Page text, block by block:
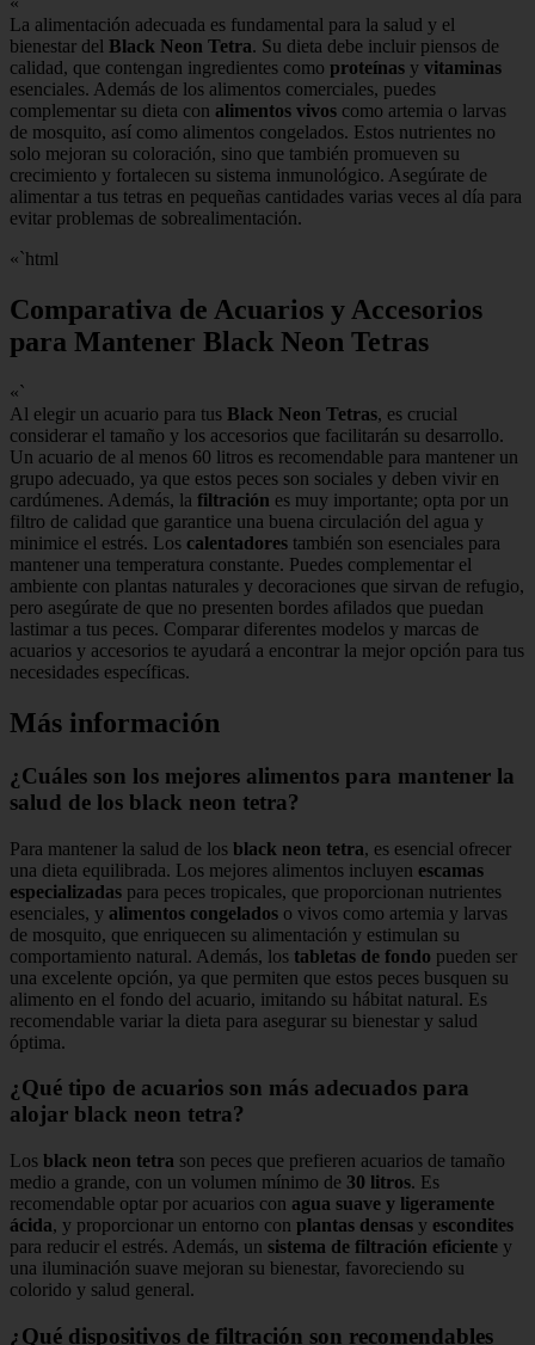
La alimentación adecuada es fundamental para la salud y el
bienestar del Black Neon Tetra. Su dieta debe incluir piensos de
calidad, que contengan ingredientes como proteínas y vitaminas
esenciales. Además de los alimentos comerciales, puedes
complementar su dieta con alimentos vivos como artemia o larvas
de mosquito, así como alimentos congelados. Estos nutrientes no
solo mejoran su coloración, sino que también promueven su
crecimiento y fortalecen su sistema inmunológico. Asegúrate de
alimentar a tus tetras en pequeñas cantidades varias veces al día para
evitar problemas de sobrealimentación.
«`html
Comparativa de Acuarios y Accesorios
para Mantener Black Neon Tetras
«`
Al elegir un acuario para tus Black Neon Tetras, es crucial
considerar el tamaño y los accesorios que facilitarán su desarrollo.
Un acuario de al menos 60 litros es recomendable para mantener un
grupo adecuado, ya que estos peces son sociales y deben vivir en
cardúmenes. Además, la filtración es muy importante; opta por un
filtro de calidad que garantice una buena circulación del agua y
minimice el estrés. Los calentadores también son esenciales para
mantener una temperatura constante. Puedes complementar el
ambiente con plantas naturales y decoraciones que sirvan de refugio,
pero asegúrate de que no presenten bordes afilados que puedan
lastimar a tus peces. Comparar diferentes modelos y marcas de
acuarios y accesorios te ayudará a encontrar la mejor opción para tus
necesidades específicas.
Más información
¿Cuáles son los mejores alimentos para mantener la
salud de los black neon tetra?
Para mantener la salud de los black neon tetra, es esencial ofrecer
una dieta equilibrada. Los mejores alimentos incluyen escamas
especializadas para peces tropicales, que proporcionan nutrientes
esenciales, y alimentos congelados o vivos como artemia y larvas
de mosquito, que enriquecen su alimentación y estimulan su
comportamiento natural. Además, los tabletas de fondo pueden ser
una excelente opción, ya que permiten que estos peces busquen su
alimento en el fondo del acuario, imitando su hábitat natural. Es
recomendable variar la dieta para asegurar su bienestar y salud
óptima.
¿Qué tipo de acuarios son más adecuados para
alojar black neon tetra?
Los black neon tetra son peces que prefieren acuarios de tamaño
medio a grande, con un volumen mínimo de 30 litros. Es
recomendable optar por acuarios con agua suave y ligeramente
ácida, y proporcionar un entorno con plantas densas y escondites
para reducir el estrés. Además, un sistema de filtración eficiente y
una iluminación suave mejoran su bienestar, favoreciendo su
colorido y salud general.
¿Qué dispositivos de filtración son recomendables